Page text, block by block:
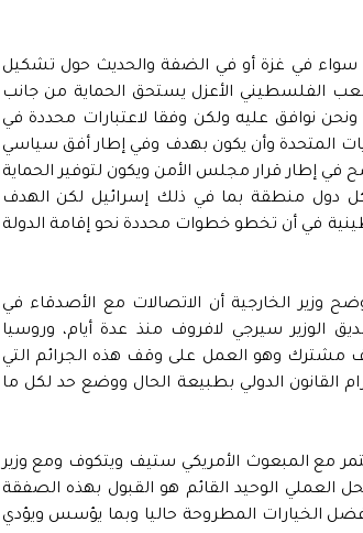
سواء في غزة أو في الضفة والحديث حول تشكيل
الفلسطيني الأعزل يستحق الحماية من جانب
نوافق عليه ولكن وفقا لاعتبارات محددة في
المتحدة وأن يكون بهدف وفي إطار أفق سياسي
في إطار قرار مجلس الأمن ويكون لتوفير الحماية
دول منطقة بما في ذلك إسرائيل لكن الهدف
في أن تخطو خطوات محددة نحو إقامة الدولة
وزير الخارجية أن الاتصالات مع الأصدقاء في
سيرجي لافروف منذ عدة أيام، وروسيا
مشترك وهو العمل على وقف هذه الجرائم التي
القانون الدولي بطبيعة الحال ووضع حد لكل ما
مع المبعوث الأمريكي ستيف ويتكوف ومع وزير
العملي الوحيد القائم هو القبول بهذه الصفقة
الخيارات المطروحة حاليا وبما يؤسس ويؤدي